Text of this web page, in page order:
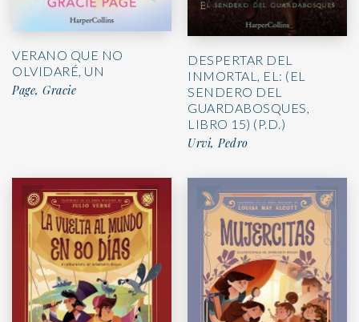
VERANO QUE NO
OLVIDARÉ, UN
Page, Gracie
DESPERTAR DEL
INMORTAL, EL: (EL
SENDERO DEL
GUARDABOSQUES,
LIBRO 15) (P.D.)
Urvi, Pedro